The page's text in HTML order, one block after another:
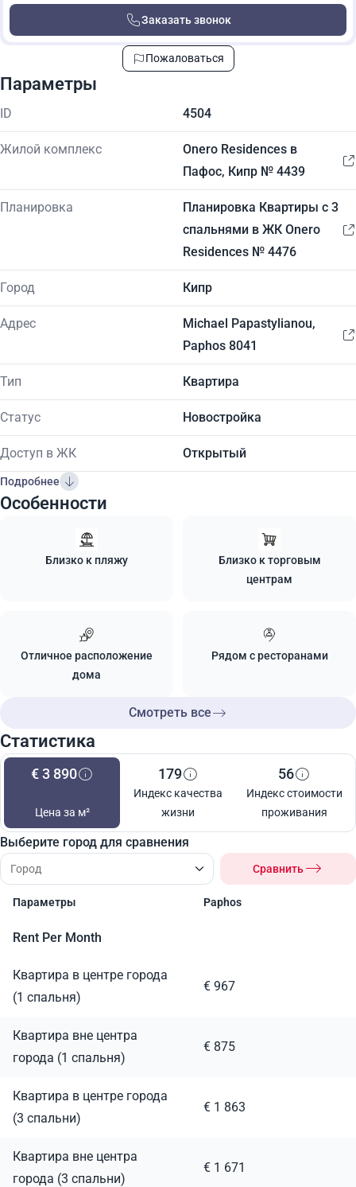
Заказать звонок
Пожаловаться
Параметры
ID 4504
Жилой комплекс
Onero Residences в
Пафос, Кипр № 4439
Планировка
Планировка Квартиры с 3
спальнями в ЖК Onero
Residences № 4476
Город Кипр
Адрес
Michael Papastylianou,
Paphos 8041
Тип Квартира
Статус Новостройка
Доступ в ЖК Открытый
Подробнее
Особенности
Близко к пляжу
Близко к торговым
центрам
Отличное расположение
дома
Рядом с ресторанами
Смотреть все
Статистика
€ 3 890
Цена за м²
179
Индекс качества
жизни
56
Индекс стоимости
проживания
Выберите город для сравнения
Сравнить
Параметры Paphos
Rent Per Month
Квартира в центре города
(1 спальня)
€ 967
Квартира вне центра
города (1 спальня)
€ 875
Квартира в центре города
(3 спальни)
€ 1 863
Квартира вне центра
города (3 спальни)
€ 1 671